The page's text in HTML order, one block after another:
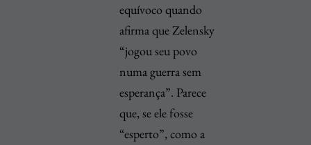
equívoco quando
afirma que Zelensky
“jogou seu povo
numa guerra sem
esperança”. Parece
que, se ele fosse
“esperto”, como a